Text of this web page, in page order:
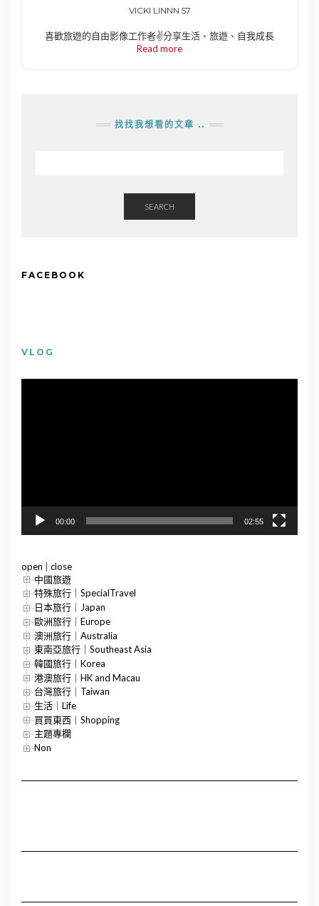
VICKI LINNN 57
喜歡旅遊的自由影像工作者✌️分享生活、旅遊、自我成長
Read more
找找我想看的文章 ..
SEARCH
FACEBOOK
VLOG
00:00 02:55
open
close
中國旅遊
特殊旅行｜SpecialTravel
日本旅行｜Japan
歐洲旅行｜Europe
澳洲旅行｜Australia
東南亞旅行｜Southeast Asia
韓國旅行｜Korea
港澳旅行｜HK and Macau
台灣旅行｜Taiwan
生活｜Life
買買東西｜Shopping
主題專欄
Non